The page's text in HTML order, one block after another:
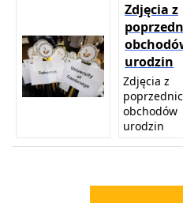
Zdjęcia z
urodzin
Zdjęcia z
obchodów
urodzin